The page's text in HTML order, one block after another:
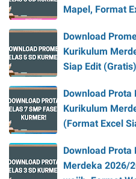
Mapel, Format
Download
Kurikulum
Siap Edit (Gratis)
Download Prota
Kurikulum
(Format Excel
Download Prota
Merdeka 2026/